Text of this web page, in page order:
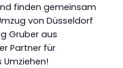
finden gemeinsam
von Düsseldorf
Gruber aus
Partner für